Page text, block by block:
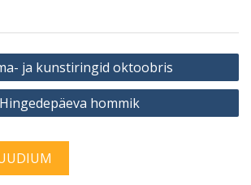
ja kunstiringid oktoobris
Hingedepäeva hommik